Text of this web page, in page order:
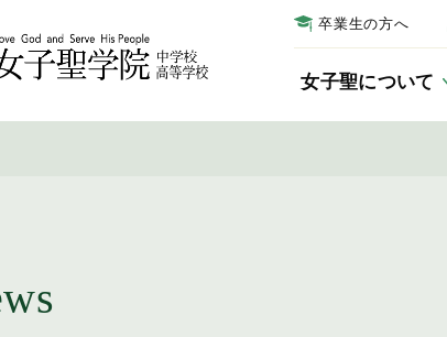
卒業生の方へ
女子聖について